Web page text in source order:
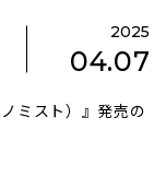
2025
04.07
ミスト）』発売の